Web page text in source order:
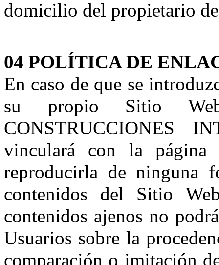
domicilio del propietario
04 POLÍTICA DE
En caso de que se
su propio Sitio
CONSTRUCCIONES
vinculará con la
reproducirla de ninguna
contenidos del Sitio
contenidos ajenos no
Usuarios sobre la
comparación o imitación